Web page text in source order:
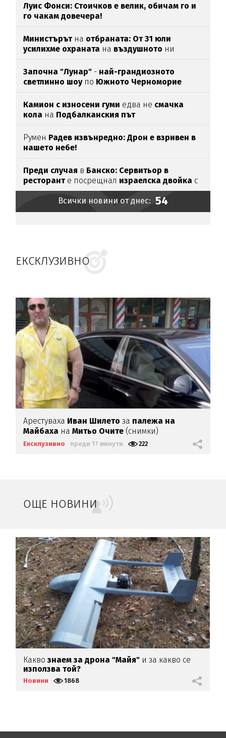
Луис Фонси: Стоичков е велик, обичам го и
го чакам довечера!
Министърътна отбраната: От 31 юли
усилихме охраната на въздушното ни
Започна "Лунар" - най-грандиозното
светлинно шоупо Южното Черноморие
Камион с износени гуми едва нe смачка
кола на Подбалканския път
Румен Радев извънредно: Дрон е взривен в
нашето небе!
Преди случая в Банско: Сервитьор в
ресторант е посрещнал израелска двойка с
"Хайл Хитлер"
Всички новини от днес: 54
ЕКСКЛУЗИВНО
Арестуваха Иван Шилетоза палежа на
Майбаха наМитьо Очите (снимки)
Ексклузивно преди 17 минути 222
ОЩЕ НОВИНИ
Каквознаем за дрона "Майя" и за какво се
използва той?
Новини 1868